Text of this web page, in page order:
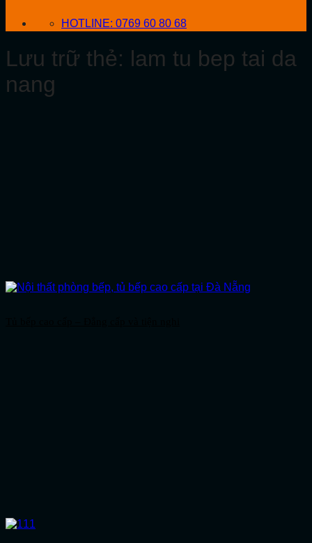
HOTLINE: 0769 60 80 68
Lưu trữ thẻ: lam tu bep tai da
nang